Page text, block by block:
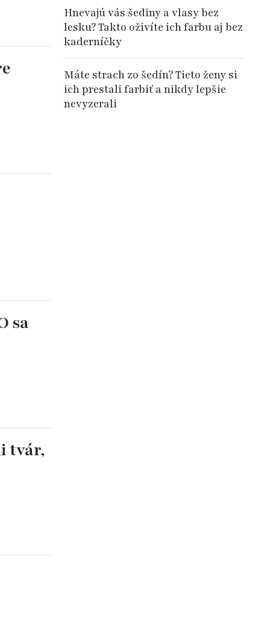
sa
tvár,
Hnevajú vás šediny a vlasy bez
lesku? Takto oživíte ich farbu aj bez
kaderníčky
Máte strach zo šedín? Tieto ženy si
ich prestali farbiť a nikdy lepšie
nevyzerali